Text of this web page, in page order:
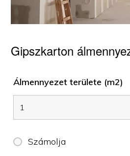
Gipszkarton
Álmennyezet területe (m2)
Számolja